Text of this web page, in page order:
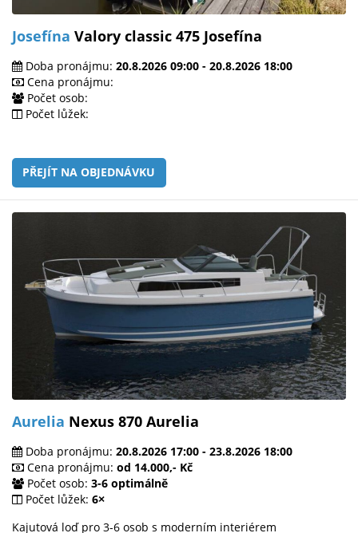
Josefína Valory classic 475 Josefína
Doba pronájmu: 20.8.2026 09:00 - 20.8.2026 18:00
Cena pronájmu:
Počet osob:
Počet lůžek:
PŘEJÍT NA OBJEDNÁVKU
Aurelia Nexus 870 Aurelia
Doba pronájmu: 20.8.2026 17:00 - 23.8.2026 18:00
Cena pronájmu: od 14.000,- Kč
Počet osob: 3-6 optimálně
Počet lůžek: 6×
Kajutová loď pro 3-6 osob s moderním interiérem